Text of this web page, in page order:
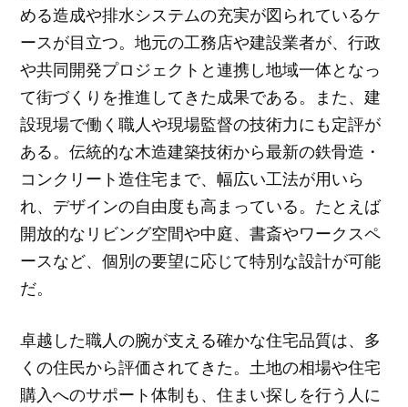
める造成や排水システムの充実が図られているケ
ースが目立つ。地元の工務店や建設業者が、行政
や共同開発プロジェクトと連携し地域一体となっ
て街づくりを推進してきた成果である。また、建
設現場で働く職人や現場監督の技術力にも定評が
ある。伝統的な木造建築技術から最新の鉄骨造・
コンクリート造住宅まで、幅広い工法が用いら
れ、デザインの自由度も高まっている。たとえば
開放的なリビング空間や中庭、書斎やワークスペ
ースなど、個別の要望に応じて特別な設計が可能
だ。
卓越した職人の腕が支える確かな住宅品質は、多
くの住民から評価されてきた。土地の相場や住宅
購入へのサポート体制も、住まい探しを行う人に